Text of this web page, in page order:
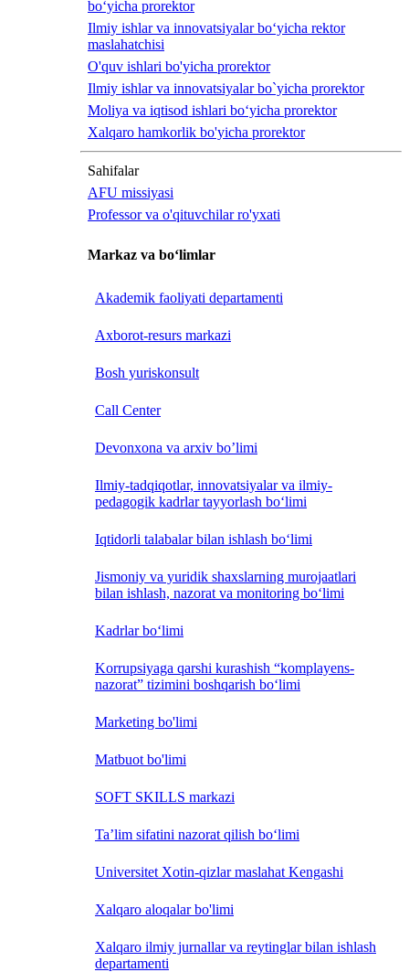
bo‘yicha prorektor
Ilmiy ishlar va innovatsiyalar bo‘yicha rektor
maslahatchisi
O'quv ishlari bo'yicha prorektor
Ilmiy ishlar va innovatsiyalar bo`yicha prorektor
Moliya va iqtisod ishlari bo‘yicha prorektor
Xalqaro hamkorlik bo'yicha prorektor
Sahifalar
AFU missiyasi
Professor va o'qituvchilar ro'yxati
Markaz va bo‘limlar
Akademik faoliyati departamenti
Axborot-resurs markazi
Bosh yuriskonsult
Call Center
Devonxona va arxiv bo’limi
Ilmiy-tadqiqotlar, innovatsiyalar va ilmiy-
pedagogik kadrlar tayyorlash bo‘limi
Iqtidorli talabalar bilan ishlash bo‘limi
Jismoniy va yuridik shaxslarning murojaatlari
bilan ishlash, nazorat va monitoring bo‘limi
Kadrlar bo‘limi
Korrupsiyaga qarshi kurashish “komplayens-
nazorat” tizimini boshqarish bo‘limi
Marketing bo'limi
Matbuot bo'limi
SOFT SKILLS markazi
Ta’lim sifatini nazorat qilish bo‘limi
Universitet Xotin-qizlar maslahat Kengashi
Xalqaro aloqalar bo'limi
Xalqaro ilmiy jurnallar va reytinglar bilan ishlash
departamenti